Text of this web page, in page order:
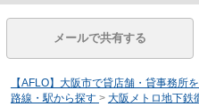
メールで共有する
【AFLO】大阪市で貸店舗・貸事務所
路線・駅から探す > 大阪メトロ地下鉄